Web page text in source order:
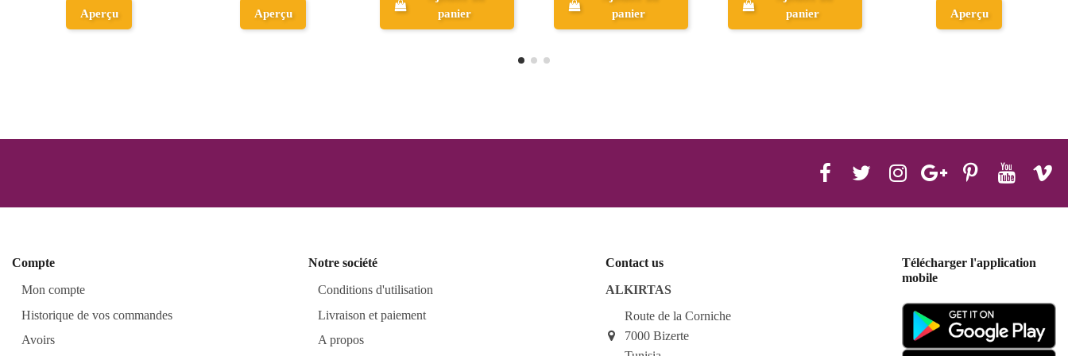
Aperçu Aperçu
panier
Aperçu Aperçu Aperçu
Compte
Mon compte
Historique de vos commandes
Avoirs
Notre société
Conditions d'utilisation
Livraison et paiement
A propos
Contact us
ALKIRTAS
Route de la Corniche
7000 Bizerte
Télécharger l'application
mobile